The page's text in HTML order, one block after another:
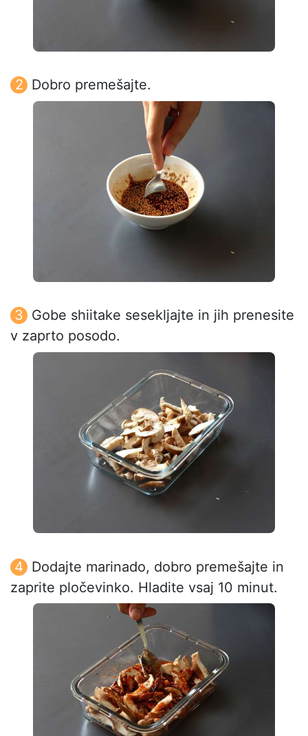
Dobro premešajte.
Gobe shiitake sesekljajte in jih prenesite
v zaprto posodo.
Dodajte marinado, dobro premešajte in
zaprite pločevinko. Hladite vsaj 10 minut.